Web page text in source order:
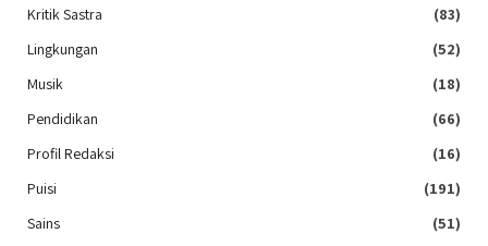
Kritik Sastra
(83)
Lingkungan
(52)
Musik
(18)
Pendidikan
(66)
Profil Redaksi
(16)
Puisi
(191)
Sains
(51)